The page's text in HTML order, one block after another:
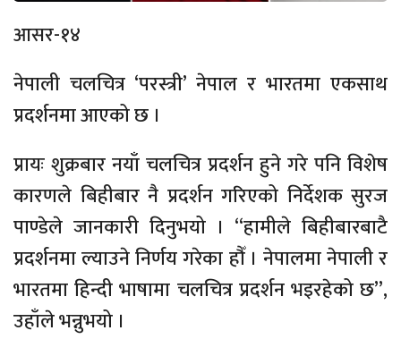
आसर-१४
नेपाली चलचित्र ‘परस्त्री’ नेपाल र भारतमा एकसाथ
प्रदर्शनमा आएको छ ।
प्रायः शुक्रबार नयाँ चलचित्र प्रदर्शन हुने गरे पनि विशेष
कारणले बिहीबार नै प्रदर्शन गरिएको निर्देशक सुरज
पाण्डेले जानकारी दिनुभयो । “हामीले बिहीबारबाटै
प्रदर्शनमा ल्याउने निर्णय गरेका हौँ । नेपालमा नेपाली र
भारतमा हिन्दी भाषामा चलचित्र प्रदर्शन भइरहेको छ”,
उहाँले भन्नुभयो ।